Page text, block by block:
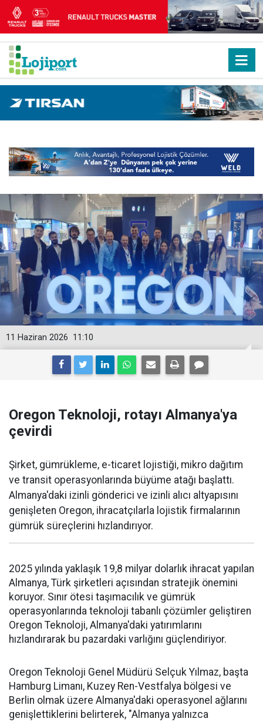
11:10
11 Haziran 2026
Oregon Teknoloji, rotayı Almanya'ya
çevirdi
Şirket, gümrükleme, e-ticaret lojistiği, mikro dağıtım
ve transit operasyonlarında büyüme atağı başlattı.
Almanya'daki izinli gönderici ve izinli alıcı altyapısını
genişleten Oregon, ihracatçılarla lojistik firmalarının
gümrük süreçlerini hızlandırıyor.
2025 yılında yaklaşık 19,8 milyar dolarlık ihracat yapılan
Almanya, Türk şirketleri açısından stratejik önemini
koruyor. Sınır ötesi taşımacılık ve gümrük
operasyonlarında teknoloji tabanlı çözümler geliştiren
Oregon Teknoloji, Almanya'daki yatırımlarını
hızlandırarak bu pazardaki varlığını güçlendiriyor.
Oregon Teknoloji Genel Müdürü Selçuk Yılmaz, başta
Hamburg Limanı, Kuzey Ren-Vestfalya bölgesi ve
Berlin olmak üzere Almanya'daki operasyonel ağlarını
genişlettiklerini belirterek, "Almanya yalnızca